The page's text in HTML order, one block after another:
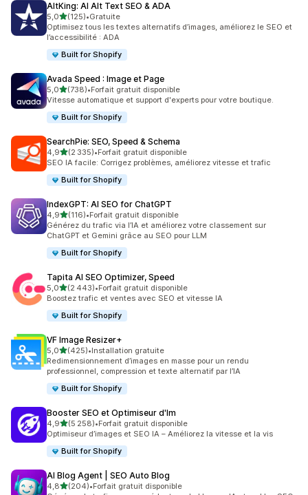
AltKing: AI Alt Text SEO & ADA
5,0étoile(s) sur 5
(125)
125 avis au total
•Gratuite
Optimisez tous les textes alternatifs d’images, améliorez le SEO et
l’accessibilité : ADA
Built for Shopify
Avada Speed : Image et Page
5,0étoile(s) sur 5
(738)
738 avis au total
•Forfait gratuit disponible
Vitesse automatique et support d'experts pour votre boutique.
Built for Shopify
SearchPie: SEO, Speed & Schema
4,9étoile(s) sur 5
(2 335)
2335 avis au total
•Forfait gratuit disponible
SEO IA facile: Corrigez problèmes, améliorez vitesse et trafic
Built for Shopify
IndexGPT: AI SEO for ChatGPT
4,9étoile(s) sur 5
(116)
116 avis au total
•Forfait gratuit disponible
Générez du trafic via l’IA et améliorez votre classement sur
ChatGPT et Gemini grâce au SEO pour LLM
Built for Shopify
Tapita AI SEO Optimizer, Speed
5,0étoile(s) sur 5
(2 443)
2443 avis au total
•Forfait gratuit disponible
Boostez trafic et ventes avec SEO et vitesse IA
Built for Shopify
VF Image Resizer+
5,0étoile(s) sur 5
(425)
425 avis au total
•Installation gratuite
Redimensionnement d’images en masse pour un rendu
professionnel, compression et texte alternatif par l’IA
Built for Shopify
Booster SEO et Optimiseur d'Im
4,9étoile(s) sur 5
(5 258)
5258 avis au total
•Forfait gratuit disponible
Optimiseur d’images et SEO IA – Améliorez la vitesse et la vis
Built for Shopify
AI Blog Agent | SEO Auto Blog
4,8étoile(s) sur 5
(204)
204 avis au total
•Forfait gratuit disponible